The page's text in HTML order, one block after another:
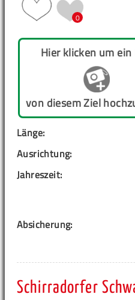
0
Hier klicken um ein
von diesem Ziel
Länge:
Ausrichtung:
Jahreszeit:
Absicherung:
Schirradorfer